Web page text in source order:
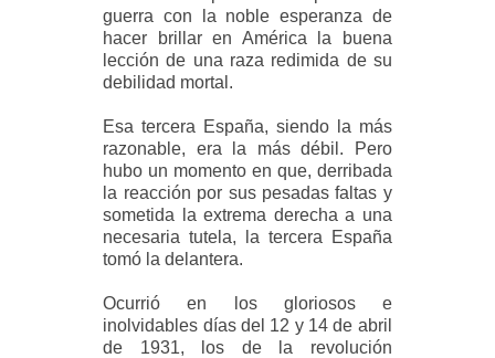
guerra con la noble esperanza de
hacer brillar en América la buena
lección de una raza redimida de su
debilidad mortal.
Esa tercera España, siendo la más
razonable, era la más débil. Pero
hubo un momento en que, derribada
la reacción por sus pesadas faltas y
sometida la extrema derecha a una
necesaria tutela, la tercera España
tomó la delantera.
Ocurrió en los gloriosos e
inolvidables días del 12 y 14 de abril
de 1931, los de la revolución